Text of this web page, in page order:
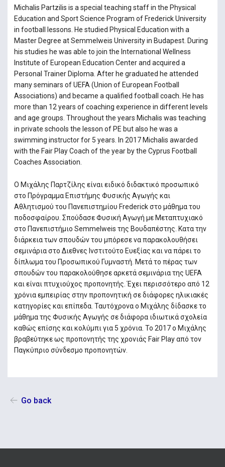
Michalis Partzilis is a special teaching staff in the Physical
Education and Sport Science Program of Frederick University
in football lessons. He studied Physical Education with a
Master Degree at Semmelweis University in Budapest. During
his studies he was able to join the International Wellness
Institute of European Education Center and acquired a
Personal Trainer Diploma. After he graduated he attended
many seminars of UEFA (Union of European Football
Associations) and became a qualified football coach. He has
more than 12 years of coaching experience in different levels
and age groups. Throughout the years Michalis was teaching
in private schools the lesson of PE but also he was a
swimming instructor for 5 years. In 2017 Michalis awarded
with the Fair Play Coach of the year by the Cyprus Football
Coaches Association.
Ο Μιχάλης Παρτζίλης είναι ειδικό διδακτικό προσωπικό
στο Πρόγραμμα Επιστήμης Φυσικής Αγωγής και
Αθλητισμού του Πανεπιστημίου Frederick στο μάθημα του
ποδοσφαίρου. Σπούδασε Φυσική Αγωγή με Μεταπτυχιακό
στο Πανεπιστήμιο Semmelweis της Βουδαπέστης. Κατα την
διάρκεια των σπουδών του μπόρεσε να παρακολουθήσει
σεμινάρια στο Διεθνες Ινστιτούτο Ευεξίας και να πάρει το
δίπλωμα του Προσωπικού Γυμναστή. Μετά το πέρας των
σπουδών του παρακολούθησε αρκετά σεμινάρια της UEFA
και είναι πτυχιούχος προπονητής. Έχει περισσότερο από 12
χρόνια εμπειρίας στην προπονητική σε διάφορες ηλικιακές
κατηγορίες και επίπεδα. Ταυτόχρονα ο Μιχάλης δίδασκε το
μάθημα της Φυσικής Αγωγής σε διάφορα ιδιωτικά σχολεία
καθώς επίσης και κολύμπι για 5 χρόνια. Το 2017 ο Μιχάλης
βραβεύτηκε ως προπονητής της χρονιάς Fair Play από τον
Παγκύπριο σύνδεσμο προπονητών.
Go back